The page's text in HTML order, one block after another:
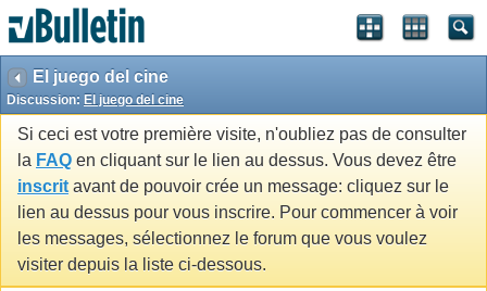
El juego del cine
Discussion: El juego del cine
Si ceci est votre première visite, n'oubliez pas de consulter
la FAQ en cliquant sur le lien au dessus. Vous devez être
inscrit avant de pouvoir crée un message: cliquez sur le
lien au dessus pour vous inscrire. Pour commencer à voir
les messages, sélectionnez le forum que vous voulez
visiter depuis la liste ci-dessous.